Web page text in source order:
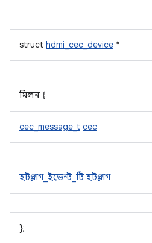
struct hdmi_cec_device *
মিলন {
cec_message_t cec
হটপ্লাগ_ইভেন্ট_টি হটপ্লাগ
};